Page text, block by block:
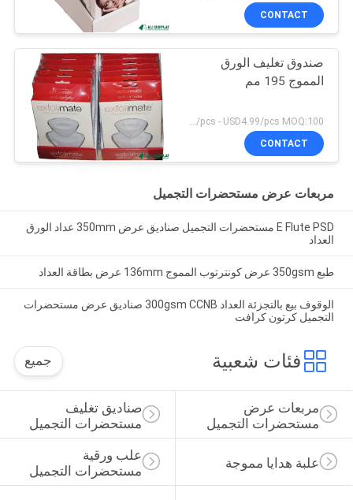
CONTACT
صندوق تغليف الورق
المموج 195 مم
USD0.69/pcs - USD4.99/pcs MOQ:100 قطعة
CONTACT
مربعات عرض مستحضرات التجميل
E Flute PSD مستحضرات التجميل صناديق عرض 350mm عداد الورق
العداد
طبع 350gsm عرض كونترتوب المموج 136mm عرض بطاقة العداد
الوقوف بيع بالتجزئة العداد 300gsm CCNB صناديق عرض مستحضرات
التجميل كرتون كرافت
فئات شعبية جميع
صناديق تغليف
مستحضرات التجميل
مربعات عرض
مستحضرات التجميل
علب ورقية
مستحضرات التجميل
علبة هدايا مموجة